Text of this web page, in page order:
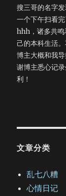
搜三哥的名字
一个下午扫看
hhh，诸多共鸣
己的本科生活
博主大概和我
谢博主悉心记
利！
文章分类
乱七八糟
心情日记